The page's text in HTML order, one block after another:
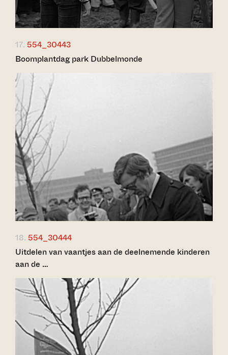
17. 554_30443
Boomplantdag park Dubbelmonde
18. 554_30444
Uitdelen van vaantjes aan de deelnemende kinderen
aan de …